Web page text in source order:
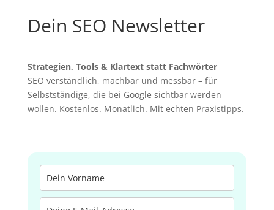
Dein SEO Newsletter
Strategien, Tools & Klartext statt Fachwörter
SEO verständlich, machbar und messbar – für
Selbstständige, die bei Google sichtbar werden
wollen. Kostenlos. Monatlich. Mit echten Praxistipps.